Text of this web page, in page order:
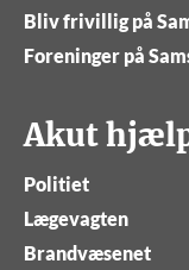
Bliv frivillig på
Foreninger på
Akut
Politiet
Lægevagten
Brandvæsenet